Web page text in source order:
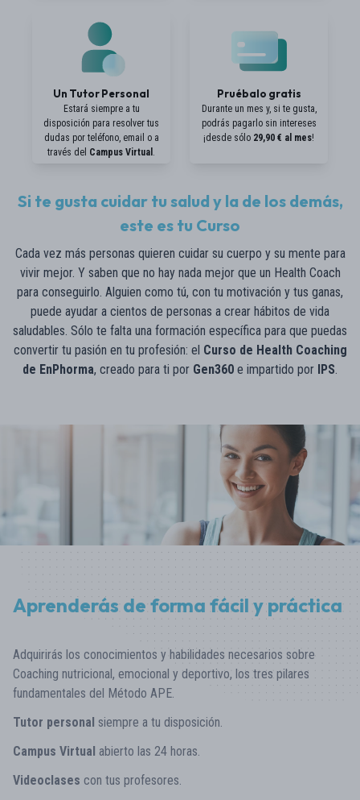
Si te gusta cuidar tu salud y la de los demás,
este es tu Curso
Cada vez más personas quieren cuidar su cuerpo y su mente para
vivir mejor. Y saben que no hay nada mejor que un Health Coach
para conseguirlo. Alguien como tú, con tu motivación y tus ganas,
puede ayudar a cientos de personas a crear hábitos de vida
saludables. Sólo te falta una formación específica para que puedas
convertir tu pasión en tu profesión: el Curso de Health Coaching
de EnPhorma, creado para ti por Gen360 e impartido por IPS.
Un Tutor Personal
Estará siempre a tu
disposición para resolver tus
dudas por teléfono, email o a
través del Campus Virtual .
Pruébalo gratis
Durante un mes y, si te gusta,
podrás pagarlo sin intereses
¡desde sólo 29,90 € al mes!
Aprenderás de forma fácil y práctica
Adquirirás los conocimientos y habilidades necesarios sobre
Coaching nutricional, emocional y deportivo, los tres pilares
fundamentales del Método APE.
Tutor personal siempre a tu disposición.
Campus Virtual abierto las 24 horas.
Videoclases con tus profesores.